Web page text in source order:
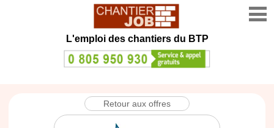
L'emploi des chantiers du BTP
Retour aux offres